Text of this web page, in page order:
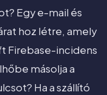
Egy e-mail és
hoz létre, amely
Firebase-incidens
másolja a
Ha a szállító